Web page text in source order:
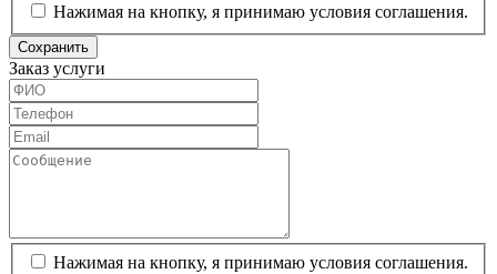
Нажимая на кнопку, я принимаю условия соглашения.
Сохранить
Заказ услуги
Нажимая на кнопку, я принимаю условия соглашения.